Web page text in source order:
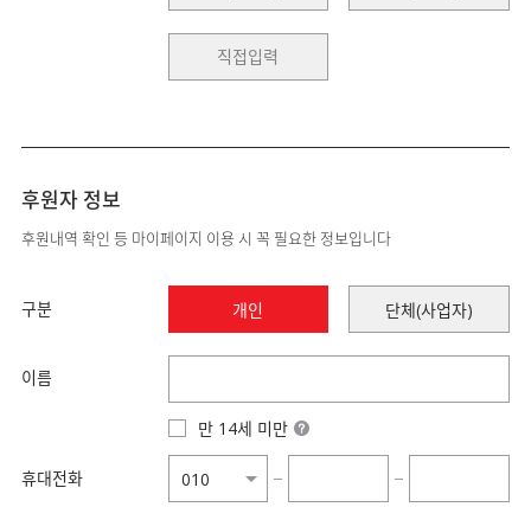
후원자 정보
후원내역 확인 등 마이페이지 이용 시 꼭 필요한 정보입니다
구분 개인 단체(사업자)
이름
만 14세 미만
휴대전화 − −